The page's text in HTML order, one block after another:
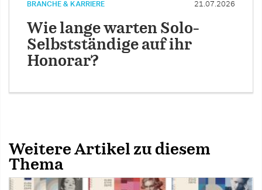
BRANCHE & KARRIERE 21.07.2026
Wie lange warten Solo-
Selbstständige auf ihr
Honorar?
Weitere Artikel zu diesem
Thema